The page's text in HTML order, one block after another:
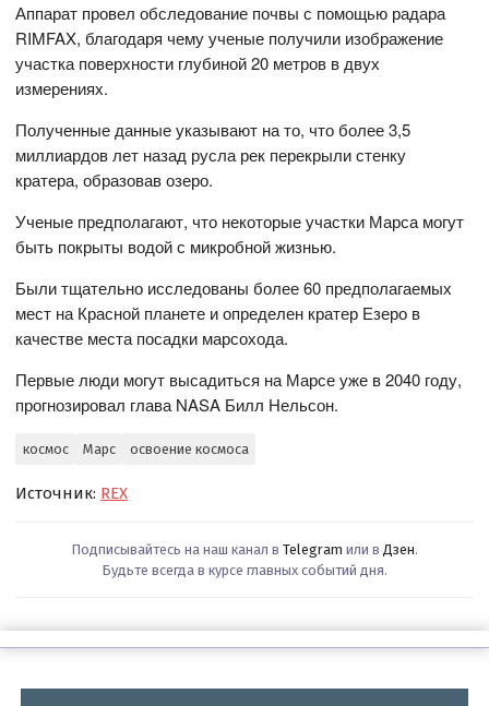
Аппарат провел обследование почвы с помощью радара
RIMFAX, благодаря чему ученые получили изображение
участка поверхности глубиной 20 метров в двух
измерениях.
Полученные данные указывают на то, что более 3,5
миллиардов лет назад русла рек перекрыли стенку
кратера, образовав озеро.
Ученые предполагают, что некоторые участки Марса могут
быть покрыты водой с микробной жизнью.
Были тщательно исследованы более 60 предполагаемых
мест на Красной планете и определен кратер Езеро в
качестве места посадки марсохода.
Первые люди могут высадиться на Марсе уже в 2040 году,
прогнозировал глава NASA Билл Нельсон.
космос Марс освоение космоса
Источник: REX
Подписывайтесь на наш канал в Telegram или в Дзен.
Будьте всегда в курсе главных событий дня.